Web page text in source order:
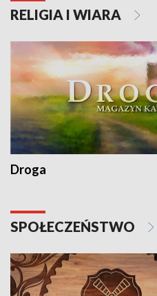
RELIGIA I WIARA
Droga
SPOŁECZEŃSTWO